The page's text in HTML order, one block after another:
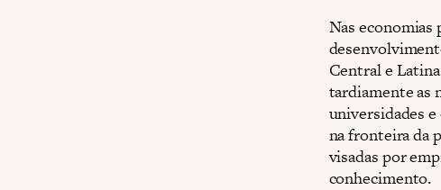
Nas
Central e
tardiamente as
universidades
na fronteira da
visadas por
conhecimento.